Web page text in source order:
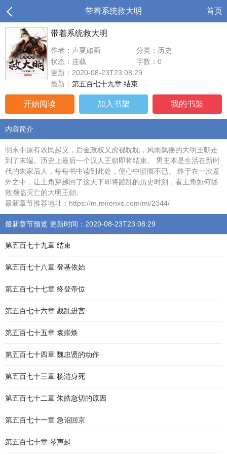
带着系统救大明 首页
带着系统救大明
作者：声夏如画
分类：历史
状态：连载
字数：0
更新：2020-08-23T23:08:29
最新： 第五百七十九章 结束
开始阅读 加入书架 我的书架
内容简介
明末中原有农民起义，后金政权又虎视眈眈，风雨飘摇的大明王朝走
到了末端。历史上最后一个汉人王朝即将结束。 男主本是生活在新时
代的朱家后人，每每书中读到此处，便心中愤慨不已。 终于在一次意
外之中，让主角穿越回了这天下即将蹦乱的历史时刻，看主角如何拯
救濒临灭亡的大明王朝。
最新章节推荐地址：https://m.mirenxs.com/mi/2344/
最新章节预览 更新时间：2020-08-23T23:08:29
第五百七十九章 结束
第五百七十八章 登基依始
第五百七十七章 终登帝位
第五百七十六章 戡乱进宫
第五百七十五章 袁崇焕
第五百七十四章 魏忠贤的动作
第五百七十三章 杨涟身死
第五百七十二章 朱皓急切的原因
第五百七十一章 急诏回京
第五百七十章 琴声起